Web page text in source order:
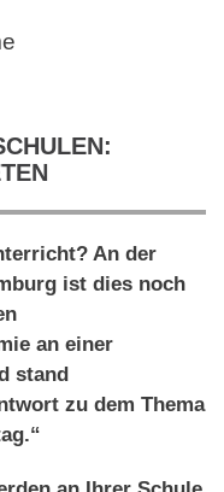
An der
ist dies noch
an einer
stand
zu dem Thema